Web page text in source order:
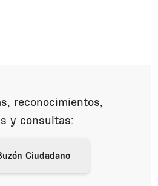
reconocimientos,
y consultas: